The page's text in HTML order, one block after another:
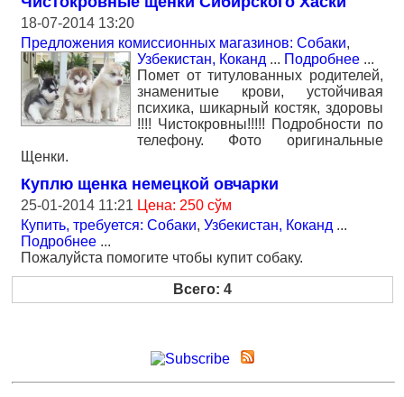
18-07-2014 13:20
Предложения комиссионных магазинов: Собаки,
Узбекистан, Коканд ... Подробнее ...
Помет от титулованных родителей,
знаменитые крови, устойчивая
психика, шикарный костяк, здоровы
!!!! Чистокровны!!!!! Подробности по
телефону. Фото оригинальные
Щенки.
Куплю щенка немецкой овчарки
25-01-2014 11:21 Цена: 250 сўм
Купить, требуется: Собаки, Узбекистан, Коканд ...
Подробнее ...
Пожалуйста помогите чтобы купит собаку.
Всего: 4